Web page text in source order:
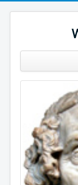
Авторы
Поиск